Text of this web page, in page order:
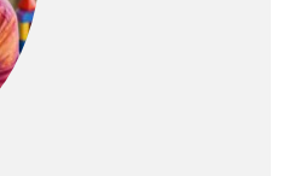
pour garantir une
expérience de jeu
extérieure stable,